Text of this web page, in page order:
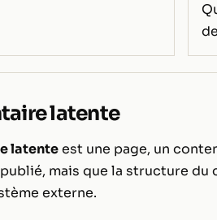
latente
latenteest une page, un
mais que la structure
externe.